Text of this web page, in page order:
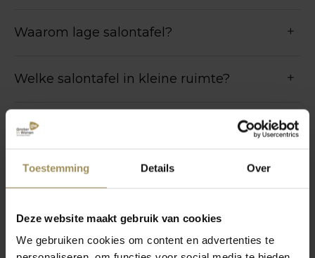
Toestemming Details Over
Deze website maakt gebruik van cookies
We gebruiken cookies om content en advertenties te
Waarom lage salontafel?
Welke salontafel in kleine ruimte?
Welke salontafel bij lange bank?
Meer vragen